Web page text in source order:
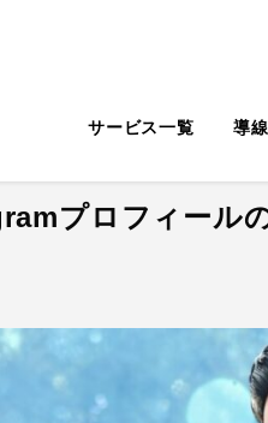
サービス一覧 導
プロフィール